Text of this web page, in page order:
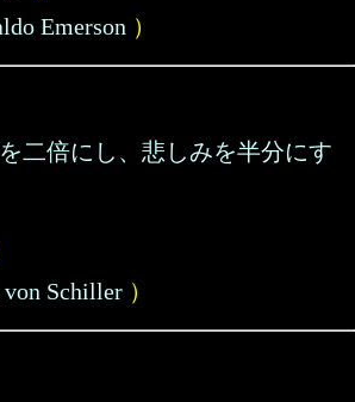
Emerson ）
二倍にし、悲しみを半分にす
Schiller ）